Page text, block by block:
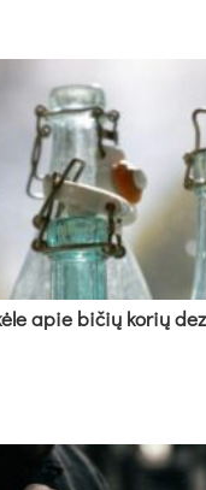
apie bi­čių ko­rių